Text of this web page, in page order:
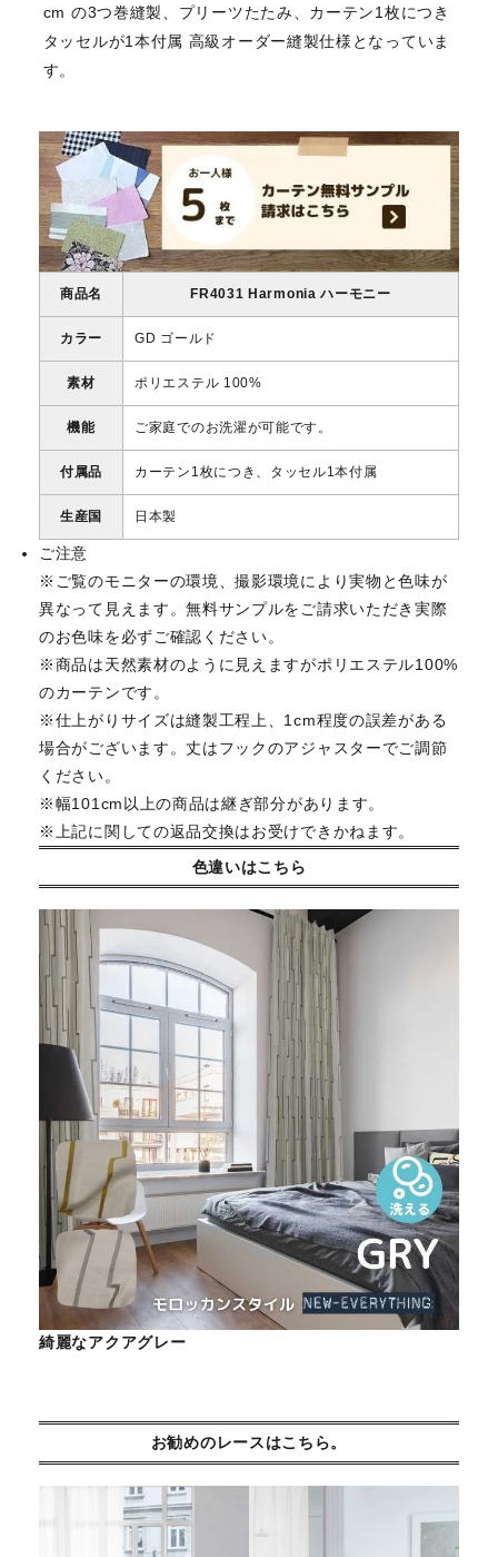
cm の3つ巻縫製、プリーツたたみ、カーテン1枚につき
タッセルが1本付属 高級オーダー縫製仕様となっていま
す。
商品名 FR4031 Harmonia ハーモニー
カラー GD ゴールド
素材 ポリエステル 100%
機能 ご家庭でのお洗濯が可能です。
付属品 カーテン1枚につき、タッセル1本付属
生産国 日本製
ご注意
※ご覧のモニターの環境、撮影環境により実物と色味が
異なって見えます。無料サンプルをご請求いただき実際
のお色味を必ずご確認ください。
※商品は天然素材のように見えますがポリエステル100%
のカーテンです。
※仕上がりサイズは縫製工程上、1cm程度の誤差がある
場合がございます。丈はフックのアジャスターでご調節
ください。
※幅101cm以上の商品は継ぎ部分があります。
※上記に関しての返品交換はお受けできかねます。
色違いはこちら
綺麗なアクアグレー
お勧めのレースはこちら。